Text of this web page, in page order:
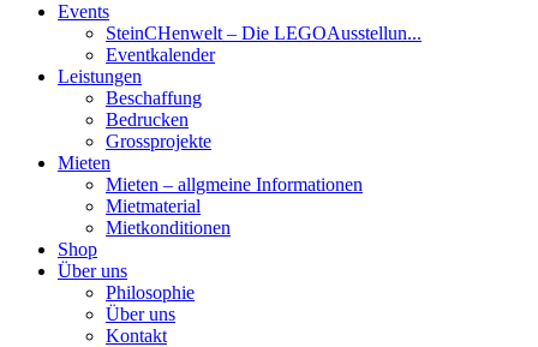
Events
SteinCHenwelt – Die LEGOAusstellun...
Eventkalender
Leistungen
Beschaffung
Bedrucken
Grossprojekte
Mieten
Mieten – allgmeine Informationen
Mietmaterial
Mietkonditionen
Shop
Über uns
Philosophie
Über uns
Kontakt